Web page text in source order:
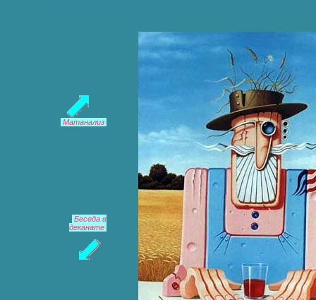
Матанализ
Беседа в
деканате